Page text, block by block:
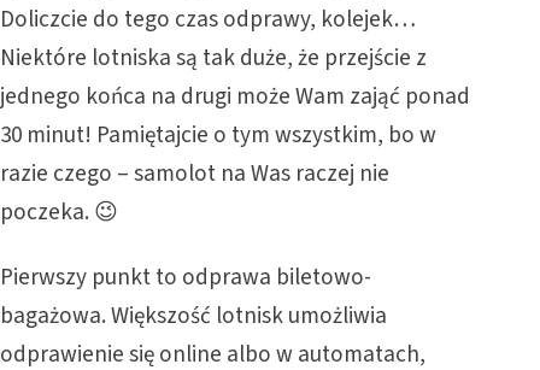
Doliczcie do tego czas odprawy, kolejek…
Niektóre lotniska są tak duże, że przejście z
jednego końca na drugi może Wam zająć ponad
30 minut! Pamiętajcie o tym wszystkim, bo w
razie czego – samolot na Was raczej nie
poczeka. 😉
Pierwszy punkt to odprawa biletowo-
bagażowa. Większość lotnisk umożliwia
odprawienie się online albo w automatach,